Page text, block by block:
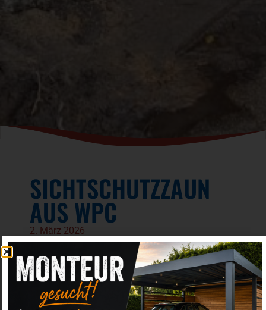
SICHTSCHUTZZAUN
AUS WPC
2. März 2026
EinWPC Zaunist die moderne und pflegeleichte
Lösung für langlebigen Sichtschutz im Garten.
WPC (Wood Plastic Composite) vereint die
natürliche Optik von Holz mit der
Widerstandsfähigkeit von Kunststoff und bietet